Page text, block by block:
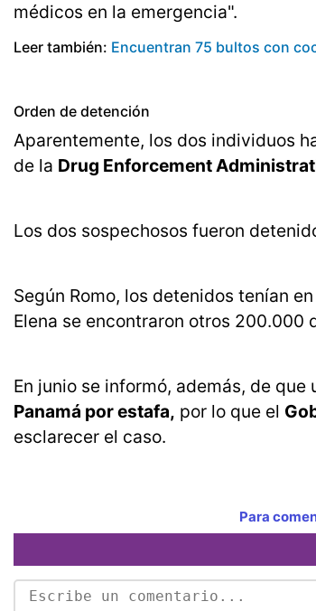
médicos en la emergencia".
Leer también: Encuentran 75 bultos con
Orden de detención
Aparentemente, los dos individuos
de la Drug Enforcement
Los dos sospechosos fueron
Según Romo, los detenidos tenían
Elena se encontraron otros 200.000
En junio se informó, además, de
Panamá por estafa, por lo que el
esclarecer el caso.
Para